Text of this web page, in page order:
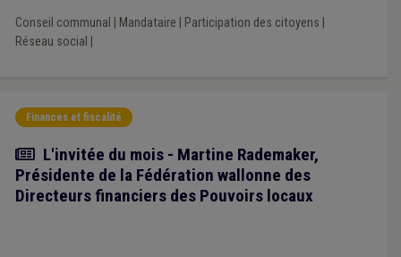
Conseil communal Mandataire Participation des citoyens
Réseau social
Finances et fiscalité
Article
L'invitée du mois - Martine Rademaker,
Présidente de la Fédération wallonne des
Directeurs financiers des Pouvoirs locaux